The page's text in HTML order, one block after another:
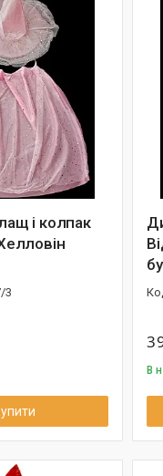
і колпак
3
В